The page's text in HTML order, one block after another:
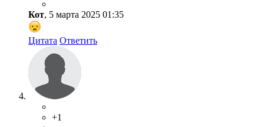
Кот, 5 марта 2025 01:35
Цитата Ответить
+1